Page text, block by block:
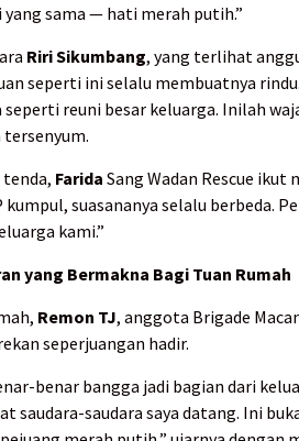
sama — hati merah putih.”
Riri Sikumbang, yang terlihat
seperti ini selalu membuatnya
seperti reuni besar keluarga. Inilah
tersenyum.
tenda, Farida Sang Wadan Rescue ikut
kumpul, suasananya selalu berbeda.
kami.”
yang Bermakna Bagi Tuan Rumah
Remon TJ, anggota Brigade
seperjuangan hadir.
benar bangga jadi bagian dari
saudara-saudara saya datang. Ini